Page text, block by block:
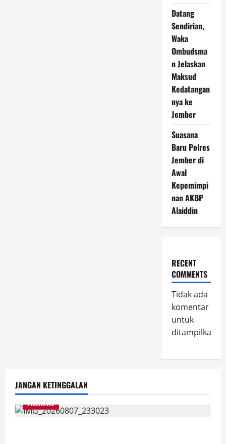
Datang
Sendirian,
Waka
Ombudsma
n Jelaskan
Maksud
Kedatangan
nya ke
Jember
Suasana
Baru Polres
Jember di
Awal
Kepemimpi
nan AKBP
Alaiddin
RECENT
COMMENTS
Tidak ada
komentar
untuk
ditampilkan.
JANGAN KETINGGALAN
Hotnews